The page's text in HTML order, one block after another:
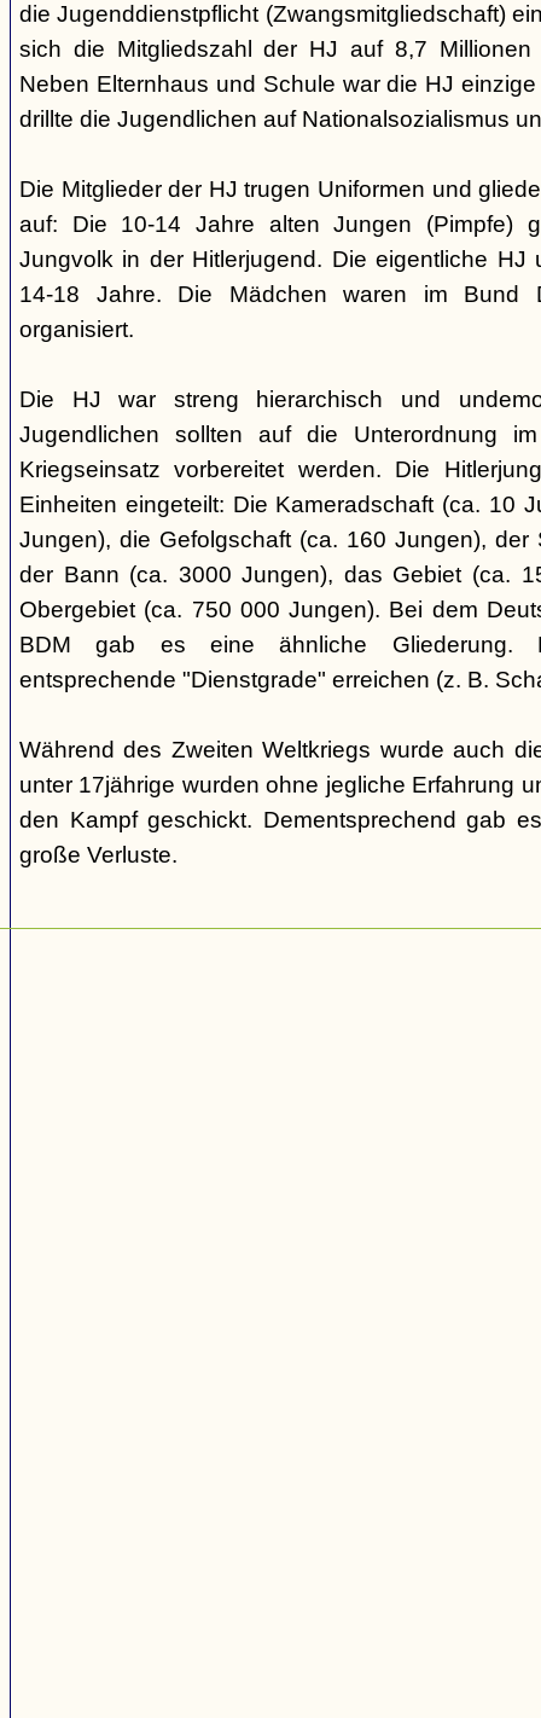
die Jugenddienstpflicht (Zwangsmitgliedschaft)
sich die Mitgliedszahl der HJ auf 8,7 Millionen
Neben Elternhaus und Schule war die HJ
drillte die Jugendlichen auf Nationalsozialismus
Die Mitglieder der HJ trugen Uniformen und
auf: Die 10-14 Jahre alten Jungen (Pimpfe)
Jungvolk in der Hitlerjugend. Die eigentliche HJ
14-18 Jahre. Die Mädchen waren im Bund
organisiert.
Die HJ war streng hierarchisch und
Jugendlichen sollten auf die Unterordnung
Kriegseinsatz vorbereitet werden. Die
Einheiten eingeteilt: Die Kameradschaft (ca. 10
Jungen), die Gefolgschaft (ca. 160 Jungen), der
der Bann (ca. 3000 Jungen), das Gebiet (ca.
Obergebiet (ca. 750 000 Jungen). Bei dem
BDM gab es eine ähnliche Gliederung.
entsprechende "Dienstgrade" erreichen (z. B.
Während des Zweiten Weltkriegs wurde auch
unter 17jährige wurden ohne jegliche Erfahrung
den Kampf geschickt. Dementsprechend gab
große Verluste.